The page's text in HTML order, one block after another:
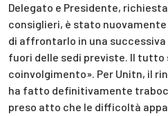
Delegato e Presidente,
consiglieri, è stato
di affrontarlo in una
fuori delle sedi previste. Il tutto
coinvolgimento». Per Unitn, il
ha fatto definitivamente
preso atto che le difficoltà